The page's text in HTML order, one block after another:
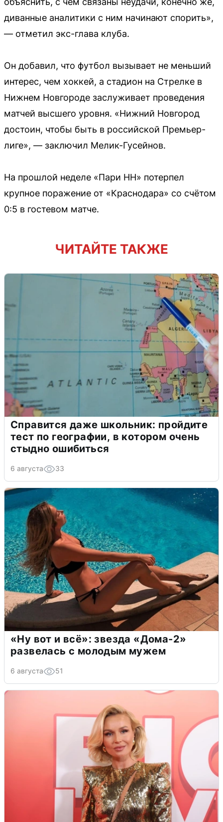
диванные аналитики с ним начинают спорить»,
— отметил экс-глава клуба.
Он добавил, что футбол вызывает не меньший
интерес, чем хоккей, а стадион на Стрелке в
Нижнем Новгороде заслуживает проведения
матчей высшего уровня. «Нижний Новгород
достоин, чтобы быть в российской Премьер-
лиге», — заключил Мелик-Гусейнов.
На прошлой неделе «Пари НН» потерпел
крупное поражение от «Краснодара» со счётом
0:5 в гостевом матче.
ЧИТАЙТЕ ТАКЖЕ
Справится даже школьник: пройдите
тест по географии, в котором очень
стыдно ошибиться
6 августа 33
«Ну вот и всё»: звезда «Дома-2»
развелась с молодым мужем
6 августа 51